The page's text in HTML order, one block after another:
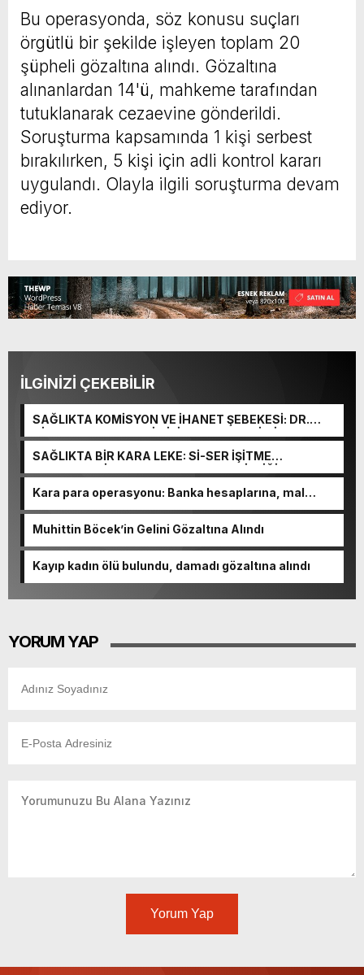
Bu operasyonda, söz konusu suçları
örgütlü bir şekilde işleyen toplam 20
şüpheli gözaltına alındı. Gözaltına
alınanlardan 14'ü, mahkeme tarafından
tutuklanarak cezaevine gönderildi.
Soruşturma kapsamında 1 kişi serbest
bırakılırken, 5 kişi için adli kontrol kararı
uygulandı. Olayla ilgili soruşturma devam
ediyor.
İLGİNİZİ ÇEKEBİLİR
SAĞLIKTA KOMİSYON VE İHANET ŞEBEKESİ: DR.
NİHAT URUÇ VE SEMİH İŞİTME MERKEZİ’NİN SGK
VURGUNU!
SAĞLIKTA BİR KARA LEKE: Sİ-SER İŞİTME
MERKEZLERİ VE MODERN UMUT TACİRLİĞİ
Kara para operasyonu: Banka hesaplarına, mal
Muhittin Böcek’in Gelini Gözaltına Alındı
Kayıp kadın ölü bulundu, damadı gözaltına alındı
YORUM YAP
Yorum Yap